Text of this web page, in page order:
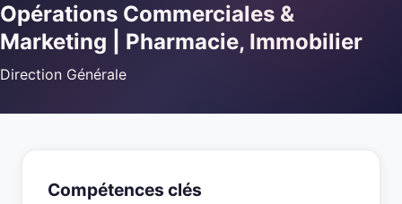
Opérations Commerciales &
Marketing | Pharmacie, Immobilier
Direction Générale
Compétences clés